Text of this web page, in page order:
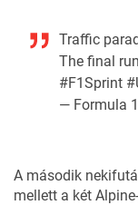
Traffic
The final
#F1Sprint
— Formula
A második
mellett a két